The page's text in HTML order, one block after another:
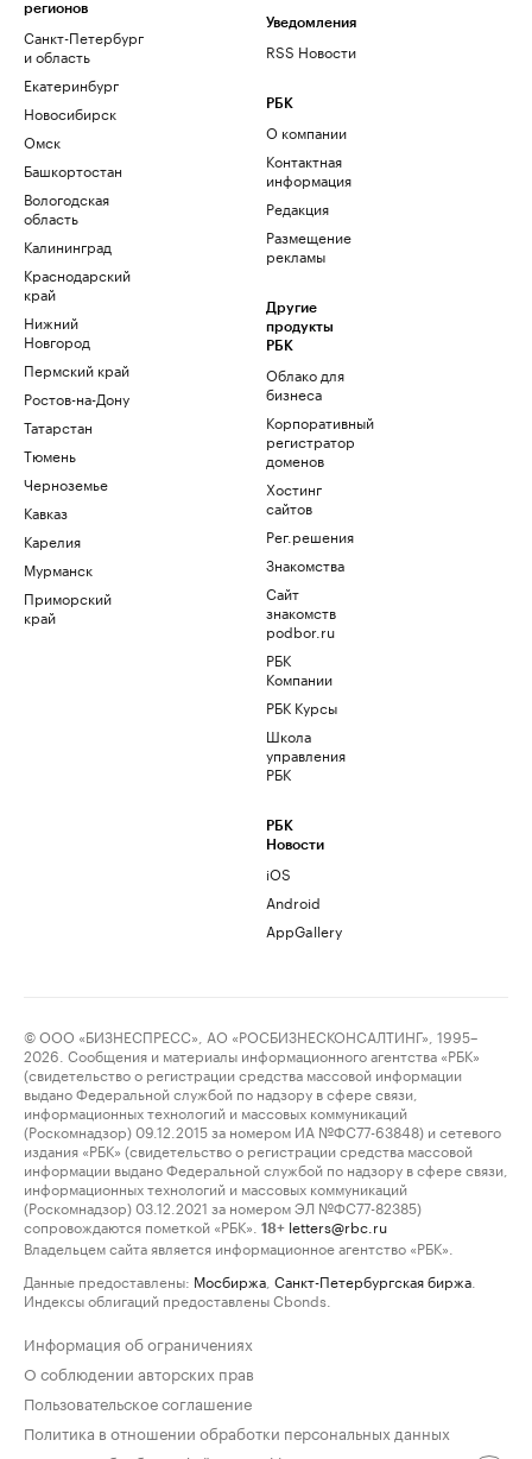
регионов
Санкт-Петербург
и область
Екатеринбург
Новосибирск
Омск
Башкортостан
Вологодская
область
Калининград
Краснодарский
край
Нижний
Новгород
Пермский край
Ростов-на-Дону
Татарстан
Тюмень
Черноземье
Кавказ
Карелия
Мурманск
Приморский
край
Уведомления
RSS Новости
РБК
О компании
Контактная
информация
Редакция
Размещение
рекламы
Другие
продукты
РБК
Облако для
бизнеса
Корпоративный
регистратор
доменов
Хостинг
сайтов
Рег.решения
Знакомства
Сайт
знакомств
podbor.ru
РБК
Компании
РБК Курсы
Школа
управления
РБК
РБК
Новости
iOS
Android
AppGallery
© ООО «БИЗНЕСПРЕСС», АО «РОСБИЗНЕСКОНСАЛТИНГ», 1995–
2026. Сообщения и материалы информационного агентства «РБК»
(свидетельство о регистрации средства массовой информации
выдано Федеральной службой по надзору в сфере связи,
информационных технологий и массовых коммуникаций
(Роскомнадзор) 09.12.2015 за номером ИА №ФС77-63848) и сетевого
издания «РБК» (свидетельство о регистрации средства массовой
информации выдано Федеральной службой по надзору в сфере связи,
информационных технологий и массовых коммуникаций
(Роскомнадзор) 03.12.2021 за номером ЭЛ №ФС77-82385)
сопровождаются пометкой «РБК».
18+ letters@rbc.ru
Владельцем сайта является информационное агентство «РБК».
Данные предоставлены: Мосбиржа Санкт-Петербургская биржа
Индексы облигаций предоставлены Cbonds.
Информация об ограничениях
О соблюдении авторских прав
Пользовательское соглашение
Политика в отношении обработки персональных данных